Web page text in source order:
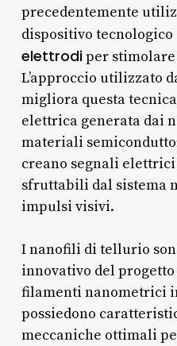
precedentemente
dispositivo
elettrodiper
L’approccio utilizzato
migliora questa
elettrica generata dai
materiali
creano segnali
sfruttabili dal sistema
impulsi visivi.
I nanofili di tellurio
innovativo del
filamenti nanometrici
possiedono
meccaniche ottimali